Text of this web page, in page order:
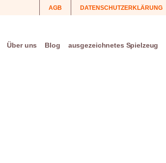
AGB DATENSCHUTZERKLÄRUNG
Über uns Blog ausgezeichnetes Spielzeug